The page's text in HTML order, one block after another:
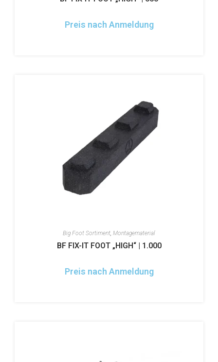
Preis nach Anmeldung
Big Foot Sortiment, Montagematerial
BF FIX-IT FOOT „HIGH“ | 1.000
Preis nach Anmeldung